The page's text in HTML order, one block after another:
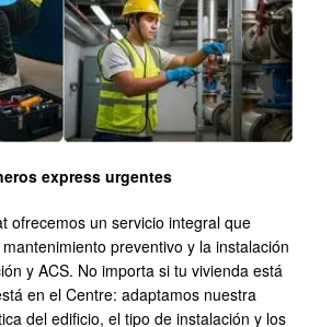
express urgentes
ofrecemos un servicio integral que
preventivo y la instalación
y ACS. No importa si tu vivienda está
en el Centre: adaptamos nuestra
del edificio, el tipo de instalación y los